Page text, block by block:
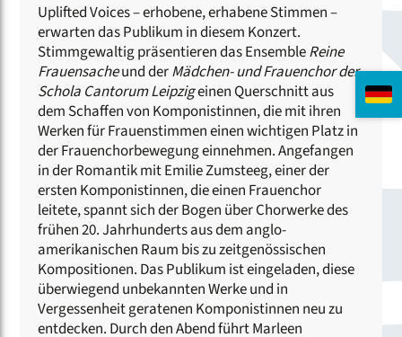
Uplifted Voices – erhobene, erhabene Stimmen –
erwarten das Publikum in diesem Konzert.
Stimmgewaltig präsentieren das EnsembleReine
Frauensacheund derMädchen- und Frauenchor der
Schola Cantorum Leipzigeinen Querschnitt aus
dem Schaffen von Komponistinnen, die mit ihren
Werken für Frauenstimmen einen wichtigen Platz in
der Frauenchorbewegung einnehmen. Angefangen
in der Romantik mit Emilie Zumsteeg, einer der
ersten Komponistinnen, die einen Frauenchor
leitete, spannt sich der Bogen über Chorwerke des
frühen 20. Jahrhunderts aus dem anglo-
amerikanischen Raum bis zu zeitgenössischen
Kompositionen. Das Publikum ist eingeladen, diese
überwiegend unbekannten Werke und in
Vergessenheit geratenen Komponistinnen neu zu
entdecken. Durch den Abend führt Marleen